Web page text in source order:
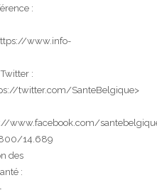
:
www.info-
:
twitter.com/SanteBelgique>
www.facebook.com/
14.689
des
: